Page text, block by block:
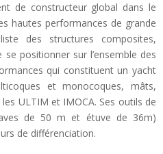
de constructeur global dans le
hautes performances de grande
des structures composites,
positionner sur l’ensemble des
qui constituent un yacht
et monocoques, mâts,
ULTIM et IMOCA. Ses outils de
de 50 m et étuve de 36m)
de différenciation.